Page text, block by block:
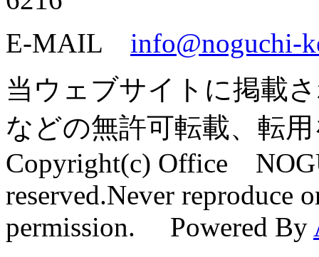
E-MAIL info@noguchi-
当ウェブサイトに掲載
などの無許可転載、転
Copyright(c) Office
reserved.Never reproduce
permission. Powered By